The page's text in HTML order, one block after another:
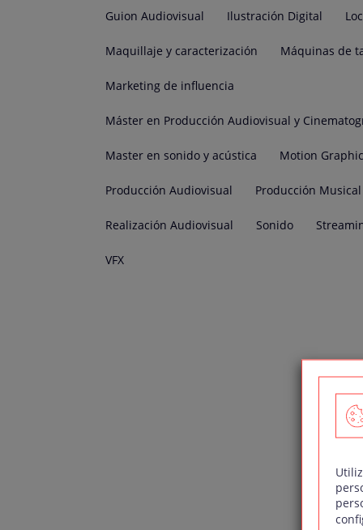
Guion Audiovisual Ilustración Digital
Maquillaje y caracterización Máquinas de
Marketing de influencia
Máster en Producción Audiovisual y
Master en sonido y acústica Motion
Producción Audiovisual Producción Musical
Realización Audiovisual Sonido
VFX